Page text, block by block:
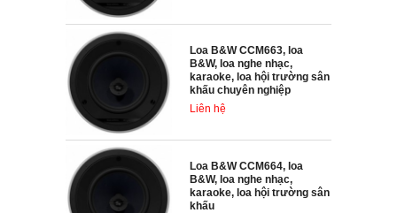
Loa B&W CCM663, loa
B&W, loa nghe nhạc,
karaoke, loa hội trường sân
khấu chuyên nghiệp
Liên hệ
Loa B&W CCM664, loa
B&W, loa nghe nhạc,
karaoke, loa hội trường sân
khấu